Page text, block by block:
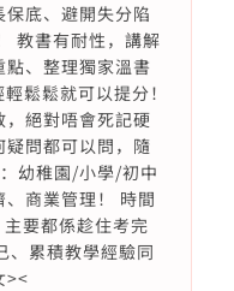
底、避開失分陷
教書有耐性，講解
、整理獨家溫書
鬆鬆就可以提分！
絕對唔會死記硬
問都可以問，隨
幼稚園/小學/初中
商業管理！ 時間
要都係趁住考完
、累積教學經驗同
><